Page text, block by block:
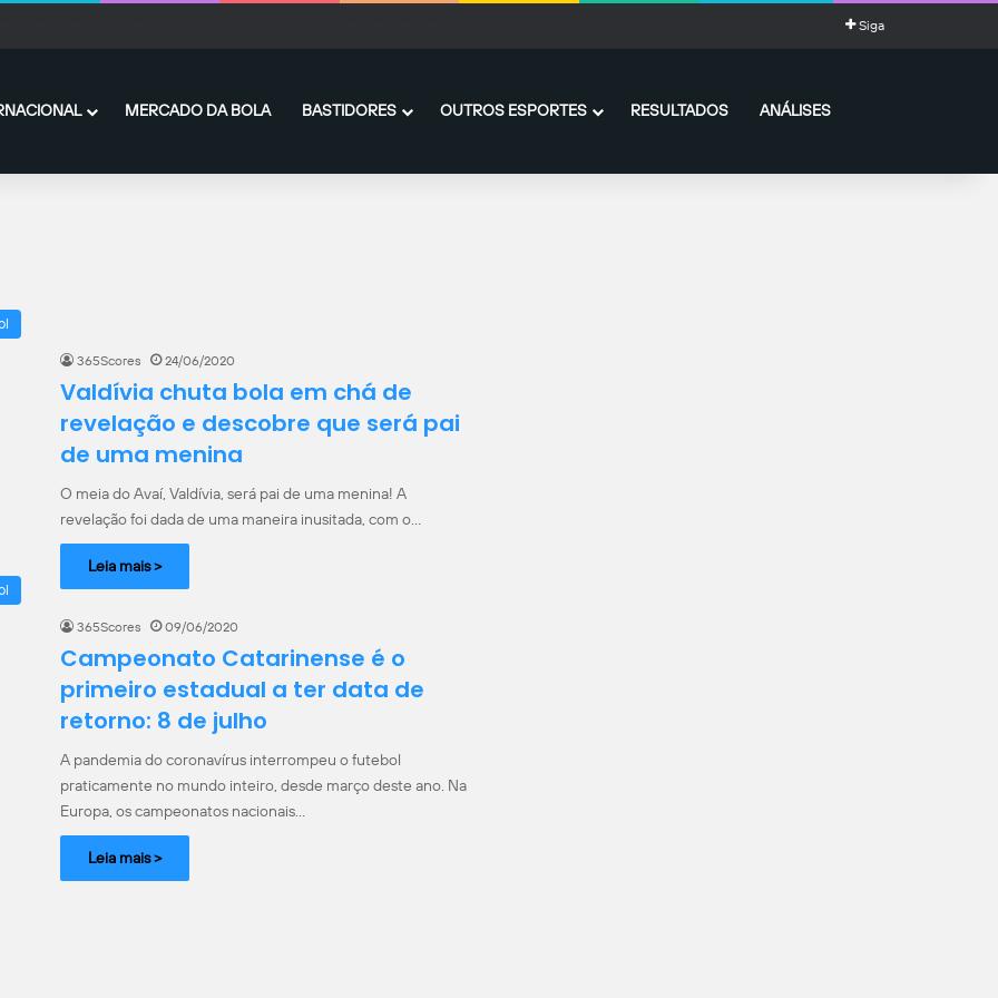
Siga
MERCADO DA BOLA BASTIDORES OUTROS ESPORTES RESULTADOS ANÁLISES
365Scores 24/06/2020
Valdívia chuta bola em chá de
revelação e descobre que será pai
de uma menina
O meia do Avaí, Valdívia, será pai de uma menina! A
revelação foi dada de uma maneira inusitada, com o…
Leia mais >
365Scores 09/06/2020
Campeonato Catarinense é o
primeiro estadual a ter data de
retorno: 8 de julho
A pandemia do coronavírus interrompeu o futebol
praticamente no mundo inteiro, desde março deste ano. Na
Europa, os campeonatos nacionais…
Leia mais >